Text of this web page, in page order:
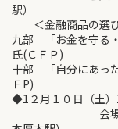
駅）
＜金融商品の選
九部 「お金を守
氏(ＣＦＰ)
十部 「自分にあっ
ＦP)
◆1２月１０日（
会場：プロ